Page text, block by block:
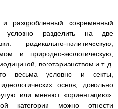
раздробленный современный
условно разделить на две
радикально-политическую,
и природно-экологическую,
вегетарианством и т. д.
весьма условно и секты,
основ, довольно
или меняют «ориентацию».
можно отнести